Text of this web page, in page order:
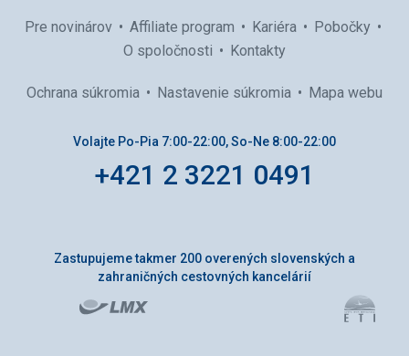
Pre novinárov Affiliate program Kariéra
Pobočky
O spoločnosti
Kontakty
Ochrana súkromia Nastavenie súkromia Mapa webu
Volajte Po-Pia 7:00-22:00, So-Ne 8:00-22:00
+421 2 3221 0491
Zastupujeme takmer 200 overených slovenských a
zahraničných cestovných kancelárií